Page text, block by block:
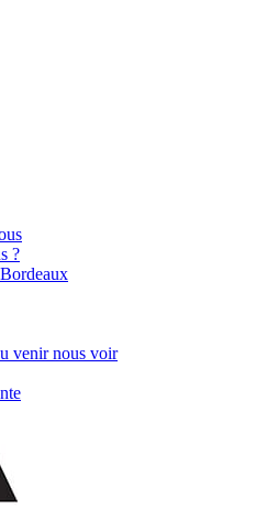
?
venir nous voir